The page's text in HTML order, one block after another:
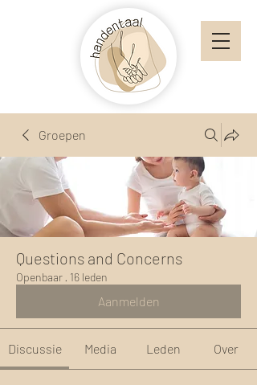
Groepen
Questions and Concerns
Openbaar · 16 leden
Aanmelden
Discussie Media Leden Over